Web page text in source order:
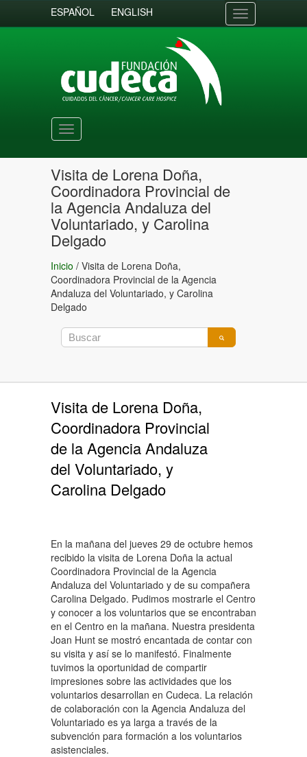
ESPAÑOL ENGLISH
Toggle
navigation
Toggle
navigation
Visita de Lorena Doña,
Coordinadora Provincial de
la Agencia Andaluza del
Voluntariado, y Carolina
Delgado
Inicio / Visita de Lorena Doña,
Coordinadora Provincial de la Agencia
Andaluza del Voluntariado, y Carolina
Delgado
Visita de Lorena Doña,
Coordinadora Provincial
de la Agencia Andaluza
del Voluntariado, y
Carolina Delgado
En la mañana del jueves 29 de octubre hemos
recibido la visita de Lorena Doña la actual
Coordinadora Provincial de la Agencia
Andaluza del Voluntariado y de su compañera
Carolina Delgado. Pudimos mostrarle el Centro
y conocer a los voluntarios que se encontraban
en el Centro en la mañana. Nuestra presidenta
Joan Hunt se mostró encantada de contar con
su visita y así se lo manifestó. Finalmente
tuvimos la oportunidad de compartir
impresiones sobre las actividades que los
voluntarios desarrollan en Cudeca. La relación
de colaboración con la Agencia Andaluza del
Voluntariado es ya larga a través de la
subvención para formación a los voluntarios
asistenciales.